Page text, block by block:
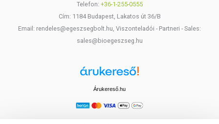
Telefon: +36-1-255-0555
Cím: 1184 Budapest, Lakatos út 36/B
Email: rendeles@egeszsegbolt.hu, Viszonteladói - Partneri - Sales:
sales@bioegeszseg.hu
Árukereső.hu